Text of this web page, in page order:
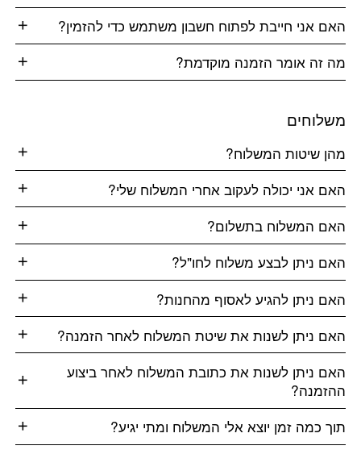
האם אני חייבת לפתוח חשבון משתמש כדי להזמין?
מה זה אומר הזמנה מוקדמת?
משלוחים
מהן שיטות המשלוח?
האם אני יכולה לעקוב אחרי המשלוח שלי?
האם המשלוח בתשלום?
האם ניתן לבצע משלוח לחו"ל?
האם ניתן להגיע לאסוף מהחנות?
האם ניתן לשנות את שיטת המשלוח לאחר הזמנה?
האם ניתן לשנות את כתובת המשלוח לאחר ביצוע
ההזמנה?
תוך כמה זמן יוצא אלי המשלוח ומתי יגיע?